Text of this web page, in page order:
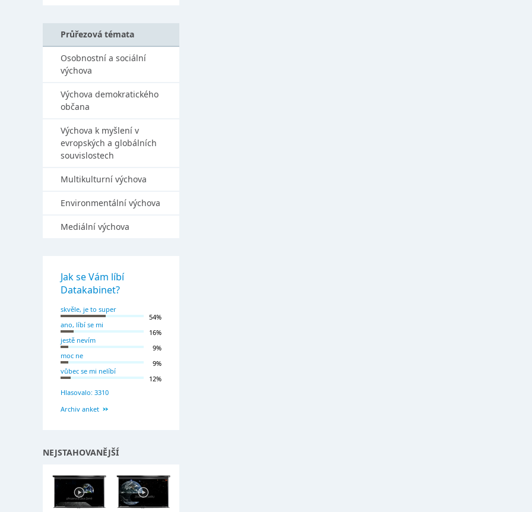
Průřezová témata
Osobnostní a sociální
výchova
Výchova demokratického
občana
Výchova k myšlení v
evropských a globálních
souvislostech
Multikulturní výchova
Environmentální výchova
Mediální výchova
Jak se Vám líbí
Datakabinet?
skvěle, je to super
54%
ano, líbí se mi
16%
jestě nevím
9%
moc ne
9%
vůbec se mi nelíbí
12%
Hlasovalo: 3310
Archiv anket
NEJSTAHOVANĚJŠÍ